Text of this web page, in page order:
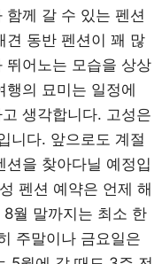
함께 갈 수 있는 펜션
견 동반 펜션이 꽤 많
뛰어노는 모습을 상상
의 묘미는 일정에
생각합니다. 고성은
니다. 앞으로도 계절
을 찾아다닐 예정입
펜션 예약은 언제 해
월 말까지는 최소 한
주말이나 금요일은